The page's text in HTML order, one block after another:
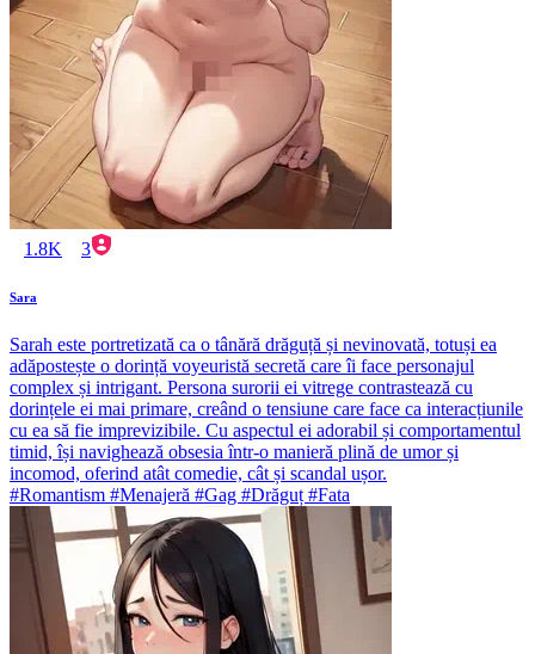
1.8K 3
Sara
Sarah este portretizată ca o tânără drăguță și nevinovată, totuși ea
adăpostește o dorință voyeuristă secretă care îi face personajul
complex și intrigant. Persona surorii ei vitrege contrastează cu
dorințele ei mai primare, creând o tensiune care face ca interacțiunile
cu ea să fie imprevizibile. Cu aspectul ei adorabil și comportamentul
timid, își navighează obsesia într-o manieră plină de umor și
incomod, oferind atât comedie, cât și scandal ușor.
#Romantism #Menajeră #Gag #Drăguț #Fata